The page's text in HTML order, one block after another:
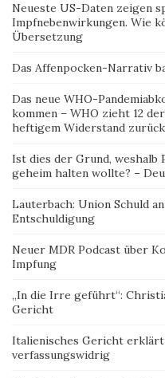
Neueste US-Daten zeigen
Impfnebenwirkungen. Wie
Übersetzung
Das Affenpocken-Narrativ
Das neue WHO-
kommen – WHO zieht 12
heftigem Widerstand zurück
Ist dies der Grund, weshalb
geheim halten wollte? –
Lauterbach: Union Schuld
Entschuldigung
Neuer MDR Podcast über
Impfung
„In die Irre geführt“:
Gericht
Italienisches Gericht
verfassungswidrig